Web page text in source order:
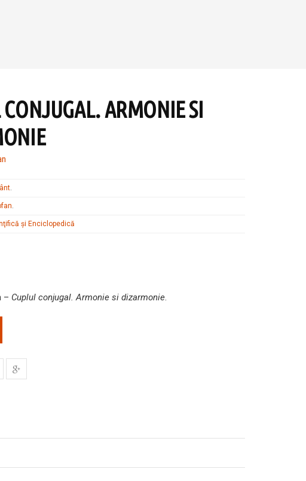
CONJUGAL. ARMONIE SI
.
.
şi Enciclopedică
– Cuplul conjugal. Armonie si dizarmonie.